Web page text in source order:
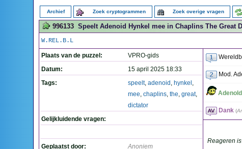
Archief Zoek cryptogrammen Zoek overige vragen
996133 Speelt Adenoid Hynkel mee in Chaplins The Great
W.REL.B.L
Plaats van de puzzel:
VPRO-gids
Datum:
15 april 2025 18:33
Tags:
speelt, adenoid , hynkel ,
mee, chaplins, the, great,
dictator
Gelijkluidende vragen:
Geplaatst door: Anoniem
Mod.
Dank (
Reageren